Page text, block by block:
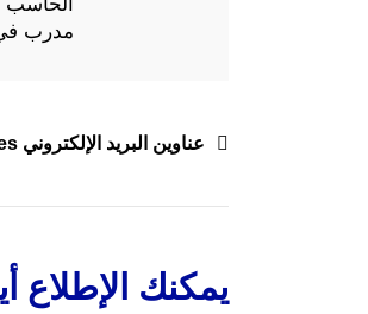
مدرب في
تصفّح
المقالات
عناوين البريد الإلكتروني Mail Addresses
يمكنك الإطلاع